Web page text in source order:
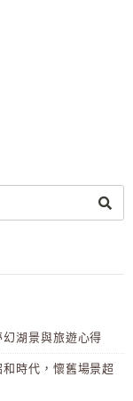
湖景與旅遊心得
時代，懷舊場景超